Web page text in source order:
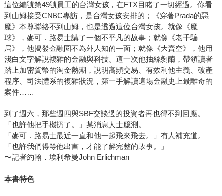
這位編號第49號員工的台灣女孩，在FTX目睹了一切經過。你看
到山姆接受CNBC專訪，是台灣女孩安排的；《穿著Prada的惡
魔》本尊聯絡不到山姆，也是透過這位台灣女孩。就像《魔
球》，麥可．路易士講了一個不平凡的故事；就像《老千騙
局》，他揭發金融圈不為外人知的一面；就像《大賣空》，他用
淺白文字解說複雜的金融與科技。這一次他抽絲剝繭，帶領讀者
踏上加密貨幣的淘金熱潮，說明高頻交易、有效利他主義、破產
程序、司法體系的複雜狀況，第一手解讀這場金融史上最離奇的
案件……
到了週六，那些週四與SBF交談過的投資者再也得不到回應。
「也許他把手機扔了。」某消息人士臆測。
「麥可．路易士最近一直和他一起飛來飛去。」有人補充道。
「也許我們得等他出書，才能了解完整的故事。」
〜記者約翰．埃利希曼John Erlichman
本書特色